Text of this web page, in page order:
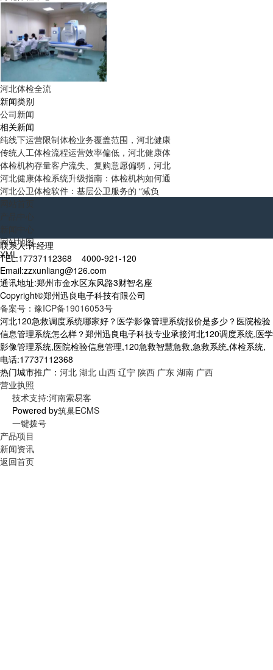
河北体检全流
新闻类别
公司新闻
相关新闻
纯线下运营限制体检业务覆盖范围，河北健康
传统人工体检流程运营效率偏低，河北健康体
体检机构存量客户流失、复购意愿偏弱，河北
河北健康体检系统升级指南：体检机构如何通
河北公卫体检软件：基层公卫服务的 “减负
网站地图
XML
联系人:许经理
TEL:17737112368 4000-921-120
Email:zzxunliang@126.com
通讯地址:郑州市金水区东风路3财智名座
Copyright©郑州迅良电子科技有限公司
备案号：豫ICP备19016053号
河北120急救调度系统哪家好？医学影像管理系统报价是多少？医院检验
信息管理系统怎么样？郑州迅良电子科技专业承接河北120调度系统,医学
影像管理系统,医院检验信息管理,120急救智慧急救,急救系统,体检系统,
电话:17737112368
热门城市推广： 河北 湖北 山西 辽宁 陕西 广东 湖南 广西
营业执照
技术支持:河南索易客
Powered by筑巢ECMS
一键拨号
产品项目
新闻资讯
返回首页